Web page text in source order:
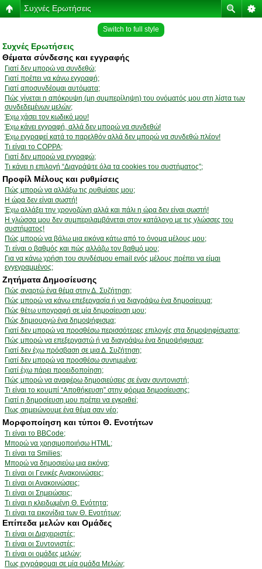
Συχνές Ερωτήσεις
Switch to full style
Συχνές Ερωτήσεις
Θέματα σύνδεσης και εγγραφής
Γιατί δεν μπορώ να συνδεθώ;
Γιατί πρέπει να κάνω εγγραφή;
Γιατί αποσυνδέομαι αυτόματα;
Πώς γίνεται η απόκρυψη (μη συμπερίληψη) του ονόματός μου στη λίστα των
συνδεδεμένων μελών;
Έχω χάσει τον κωδικό μου!
Έχω κάνει εγγραφή, αλλά δεν μπορώ να συνδεθώ!
Έχω εγγραφεί κατά το παρελθόν αλλά δεν μπορώ να συνδεθώ πλέον!
Τι είναι το COPPA;
Γιατί δεν μπορώ να εγγραφώ;
Τι κάνει η επιλογή “Διαγράψτε όλα τα cookies του συστήματος”;
Προφίλ Μέλους και ρυθμίσεις
Πώς μπορώ να αλλάξω τις ρυθμίσεις μου;
Η ώρα δεν είναι σωστή!
Έχω αλλάξει την χρονοζώνη αλλά και πάλι η ώρα δεν είναι σωστή!
Η γλώσσα μου δεν συμπεριλαμβάνεται στον κατάλογο με τις γλώσσες του
συστήματος!
Πώς μπορώ να βάλω μια εικόνα κάτω από το όνομα μέλους μου;
Τι είναι ο βαθμός και πώς αλλάζω τον βαθμό μου;
Για να κάνω χρήση του συνδέσμου email ενός μέλους πρέπει να είμαι
εγγεγραμμένος;
Ζητήματα Δημοσίευσης
Πώς αναρτώ ένα θέμα στην Δ. Συζήτηση;
Πώς μπορώ να κάνω επεξεργασία ή να διαγράψω ένα δημοσίευμα;
Πώς θέτω υπογραφή σε μία δημοσίευση μου;
Πώς δημιουργώ ένα δημοψήφισμα;
Γιατί δεν μπορώ να προσθέσω περισσότερες επιλογές στα δημοψηφίσματα;
Πώς μπορώ να επεξεργαστώ ή να διαγράψω ένα δημοψήφισμα;
Γιατί δεν έχω πρόσβαση σε μια Δ. Συζήτηση;
Γιατί δεν μπορώ να προσθέσω συνημμένα;
Γιατί έχω πάρει προειδοποίηση;
Πώς μπορώ να αναφέρω δημοσιεύσεις σε έναν συντονιστή;
Τι είναι το κουμπί “Αποθήκευση” στην φόρμα δημοσίευσης;
Γιατί η δημοσίευση μου πρέπει να εγκριθεί;
Πως σημειώνουμε ένα θέμα σαν νέο;
Μορφοποίηση και τύποι Θ. Ενοτήτων
Τι είναι το BBCode;
Μπορώ να χρησιμοποιήσω HTML;
Τι είναι τα Smilies;
Μπορώ να δημοσιεύω μια εικόνα;
Τι είναι οι Γενικές Ανακοινώσεις;
Τι είναι οι Ανακοινώσεις;
Τι είναι οι Σημειώσεις;
Τι είναι η κλειδωμένη Θ. Ενότητα;
Τι είναι τα εικονίδια των Θ. Ενοτήτων;
Επίπεδα μελών και Ομάδες
Τι είναι οι Διαχειριστές;
Τι είναι οι Συντονιστές;
Τι είναι οι ομάδες μελών;
Πως εγγράφομαι σε μία ομάδα Μελών;